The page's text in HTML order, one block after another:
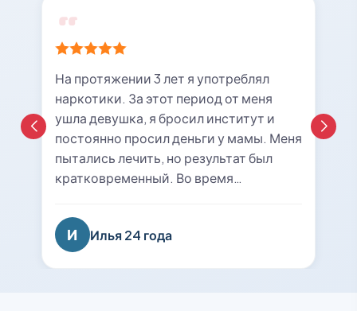
На протяжении 3 лет я употреблял
наркотики. За этот период от меня
ушла девушка, я бросил институт и
постоянно просил деньги у мамы. Меня
пытались лечить, но результат был
кратковременный. Во время
центра «21rehab». Беседа с наркологом
подтолкнула меня к мысли о
прохождении курса лечения и
И Илья 24 года